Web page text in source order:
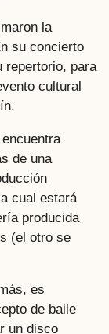
la
su concierto
repertorio, para
cultural
de una
cual estará
producida
(el otro se
es
de baile
un disco